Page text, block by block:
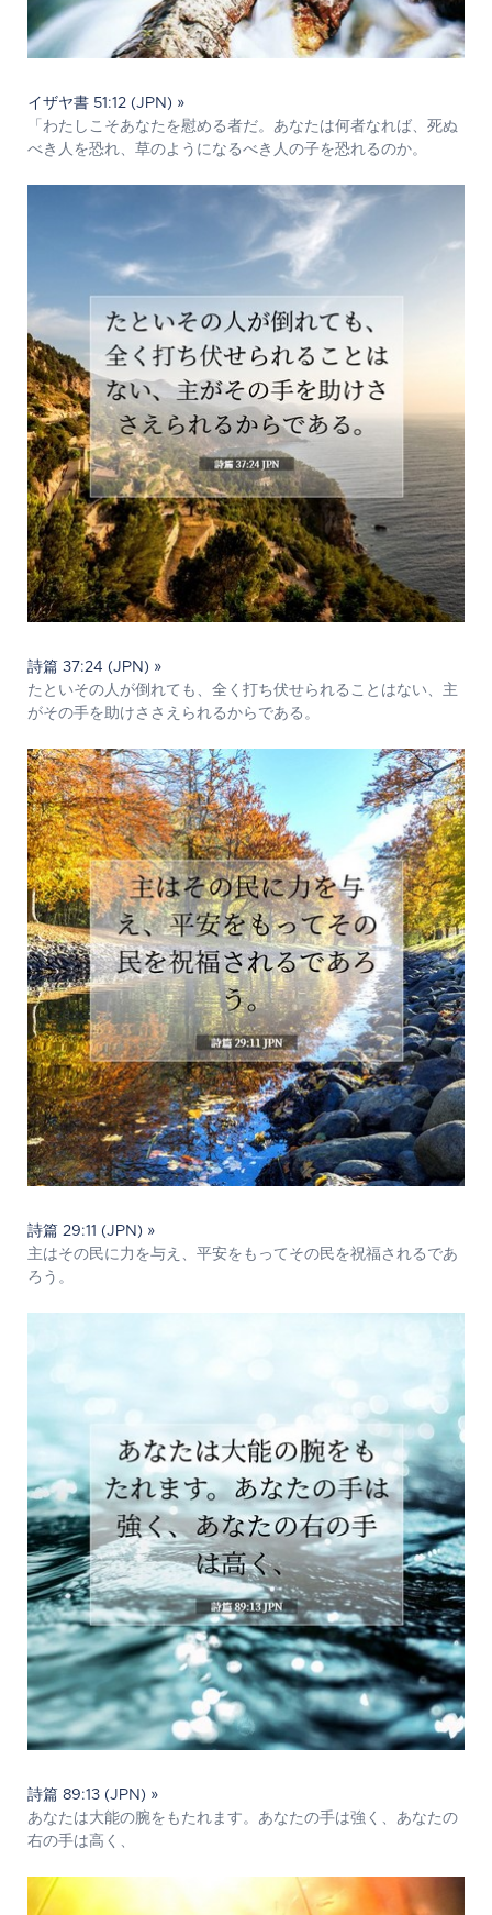
イザヤ書 51:12 (JPN) »
「わたしこそあなたを慰める者だ。あなたは何者なれば、死ぬ
べき人を恐れ、草のようになるべき人の子を恐れるのか。
詩篇 37:24 (JPN) »
たといその人が倒れても、全く打ち伏せられることはない、主
がその手を助けささえられるからである。
詩篇 29:11 (JPN) »
主はその民に力を与え、平安をもってその民を祝福されるであ
ろう。
詩篇 89:13 (JPN) »
あなたは大能の腕をもたれます。あなたの手は強く、あなたの
右の手は高く、